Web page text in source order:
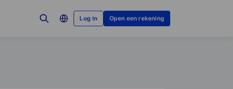
Log in Open een rekening